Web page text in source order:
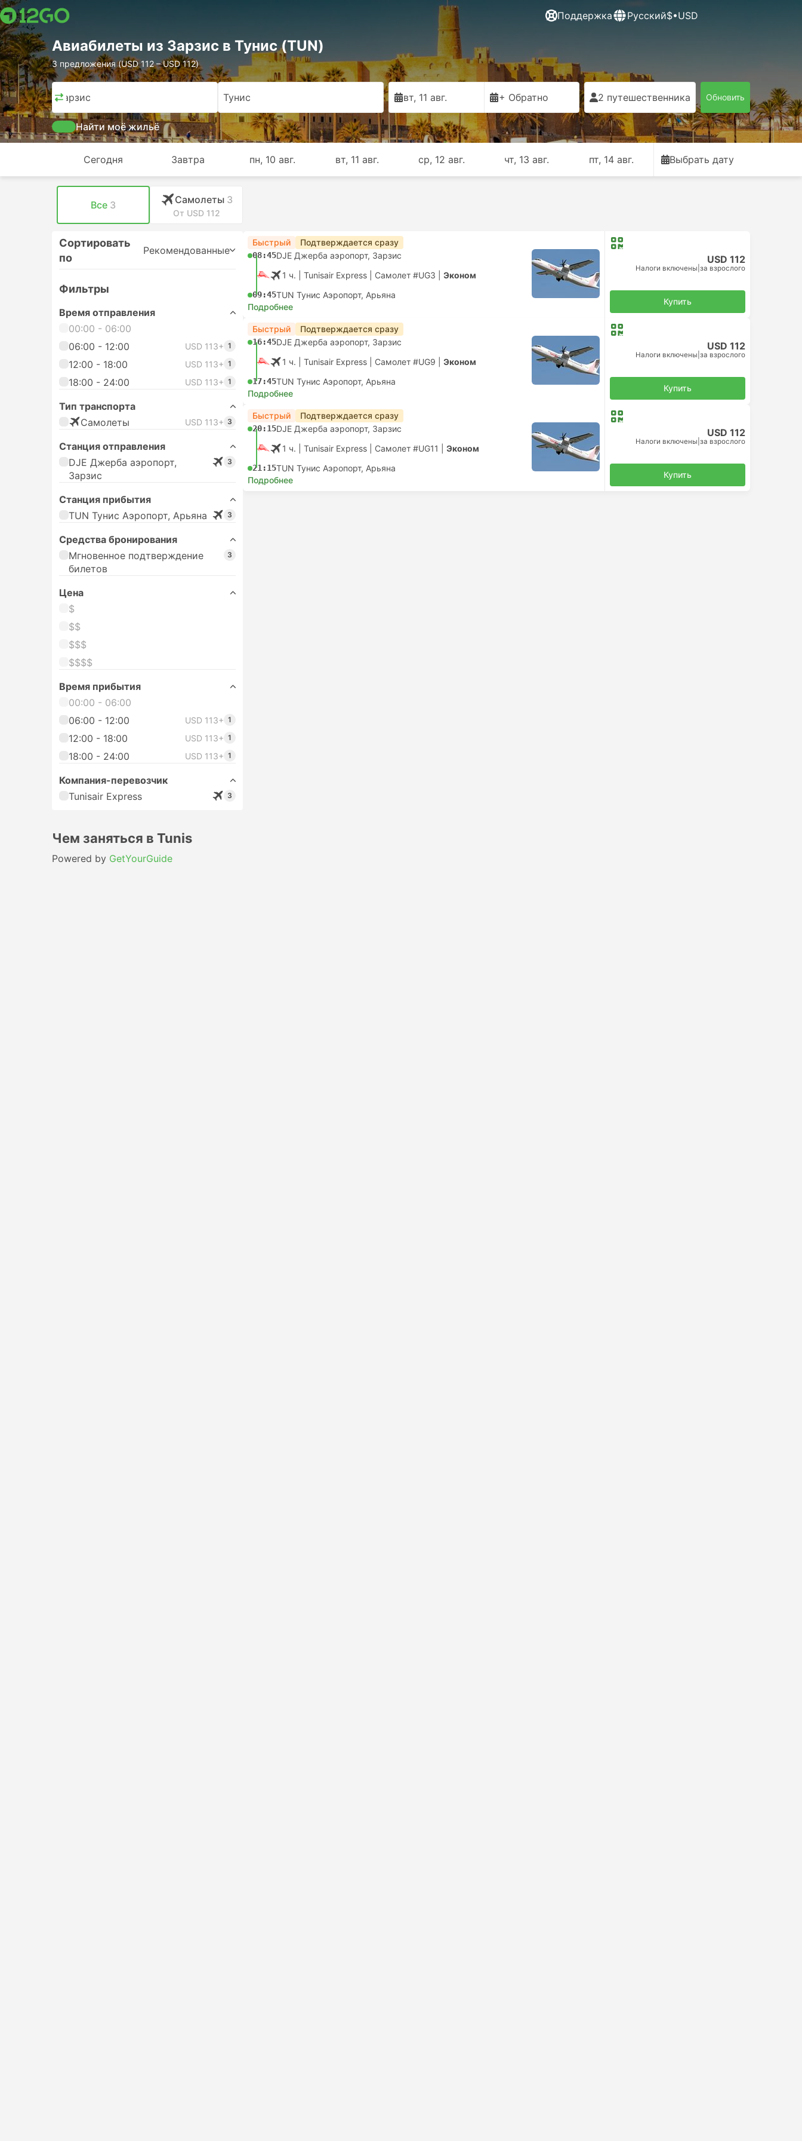
Поддержка Русский$•USD
Авиабилеты из Зарзис в Тунис (TUN)
3 предложения (USD 112 – USD 112)
Зарзис Тунис вт, 11 авг. + Обратно 2 путешественника Обновить
Найти моё жильё
Сегодня Завтра пн, 10 авг. вт, 11 авг. ср, 12 авг. чт, 13 авг. пт, 14 авг. Выбрать дату
Все 3 Самолеты 3
От USD 112
Сортировать
по
Рекомендованные
Фильтры
Время отправления
00:00 - 06:00
06:00 - 12:00
USD 113+ 1
12:00 - 18:00 USD 113+ 1
18:00 - 24:00 USD 113+ 1
Тип транспорта
Самолеты
USD 113+ 3
Станция отправления
DJE Джерба ​​аэропорт,
Зарзис
3
Станция прибытия
TUN Тунис Аэропорт, Арьяна
3
Средства бронирования
Мгновенное подтверждение
билетов
3
Цена
$
$$
$$$
$$$$
Время прибытия
00:00 - 06:00
06:00 - 12:00
USD 113+ 1
12:00 - 18:00 USD 113+ 1
18:00 - 24:00 USD 113+ 1
Компания-перевозчик
Tunisair Express
3
Быстрый Подтверждается сразу
08:45DJE Джерба ​​аэропорт, Зарзис
1 ч. | Tunisair Express Самолет #UG3 Эконом
09:45TUN Тунис Аэропорт, Арьяна
Подробнее
USD 112
Налоги включены за взрослого
Купить
Быстрый Подтверждается сразу
16:45DJE Джерба ​​аэропорт, Зарзис
1 ч. | Tunisair Express Самолет #UG9 Эконом
17:45TUN Тунис Аэропорт, Арьяна
Подробнее
USD 112
Налоги включены за взрослого
Купить
Быстрый Подтверждается сразу
20:15DJE Джерба ​​аэропорт, Зарзис
1 ч. | Tunisair Express Самолет #UG11 Эконом
21:15TUN Тунис Аэропорт, Арьяна
Подробнее
USD 112
Налоги включены за взрослого
Купить
Чем заняться в Tunis
Powered by GetYourGuide